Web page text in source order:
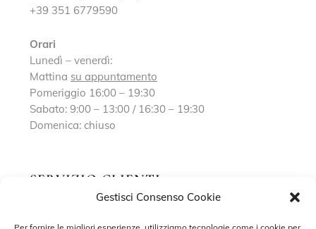
Gestisci Consenso Cookie
+39 351 6779590
Orari
Lunedì – venerdì:
Mattina su appuntamento
Pomeriggio 16:00 – 19:30
Sabato: 9:00 – 13:00 / 16:30 – 19:30
Domenica: chiuso
SERVIZIO CLIENTI